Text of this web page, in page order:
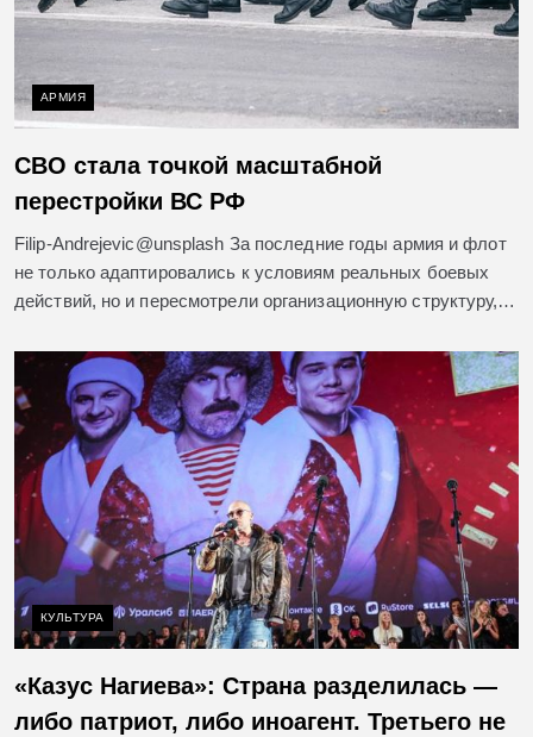
АРМИЯ
СВО стала точкой масштабной
перестройки ВС РФ
Filip-Andrejevic@unsplash За последние годы армия и флот
не только адаптировались к условиям реальных боевых
действий, но и пересмотрели организационную структуру,…
КУЛЬТУРА
«Казус Нагиева»: Страна разделилась —
либо патриот, либо иноагент. Третьего не